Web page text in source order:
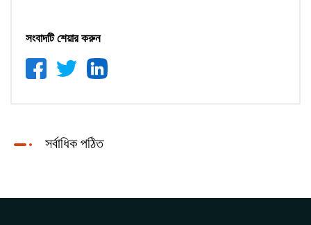
সংবাদটি শেয়ার করুন
সর্বাধিক পঠিত